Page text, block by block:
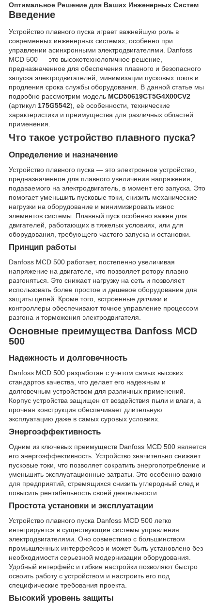
Оптимальное Решение для Ваших Инженерных Систем
Введение
Устройство плавного пуска играет важнейшую роль в
современных инженерных системах, особенно при
управлении асинхронными электродвигателями. Danfoss
MCD 500 — это высокотехнологичное решение,
предназначенное для обеспечения плавного и безопасного
запуска электродвигателей, минимизации пусковых токов и
продления срока службы оборудования. В данной статье мы
подробно рассмотрим модель MCD50619CT5G4X00CV2
(артикул 175G5542), её особенности, технические
характеристики и преимущества для различных областей
применения.
Что такое устройство плавного пуска?
Определение и назначение
Устройство плавного пуска — это электронное устройство,
предназначенное для плавного увеличения напряжения,
подаваемого на электродвигатель, в момент его запуска. Это
помогает уменьшить пусковые токи, снизить механические
нагрузки на оборудование и минимизировать износ
элементов системы. Плавный пуск особенно важен для
двигателей, работающих в тяжелых условиях, или для
оборудования, требующего частого запуска и остановки.
Принцип работы
Danfoss MCD 500 работает, постепенно увеличивая
напряжение на двигателе, что позволяет ротору плавно
разгоняться. Это снижает нагрузку на сеть и позволяет
использовать более простое и дешевое оборудование для
защиты цепей. Кроме того, встроенные датчики и
контроллеры обеспечивают точное управление процессом
разгона и торможения электродвигателя.
Основные преимущества Danfoss MCD
500
Надежность и долговечность
Danfoss MCD 500 разработан с учетом самых высоких
стандартов качества, что делает его надежным и
долговечным устройством для различных применений.
Корпус устройства защищен от воздействия пыли и влаги, а
прочная конструкция обеспечивает длительную
эксплуатацию даже в самых суровых условиях.
Энергоэффективность
Одним из ключевых преимуществ Danfoss MCD 500 является
его энергоэффективность. Устройство значительно снижает
пусковые токи, что позволяет сократить энергопотребление и
уменьшить эксплуатационные затраты. Это особенно важно
для предприятий, стремящихся снизить углеродный след и
повысить рентабельность своей деятельности.
Простота установки и эксплуатации
Устройство плавного пуска Danfoss MCD 500 легко
интегрируется в существующие системы управления
электродвигателями. Оно совместимо с большинством
промышленных интерфейсов и может быть установлено без
необходимости серьезной модернизации оборудования.
Удобный интерфейс и гибкие настройки позволяют быстро
освоить работу с устройством и настроить его под
специфические требования проекта.
Высокий уровень защиты